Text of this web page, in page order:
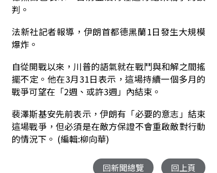
判。
法新社記者報導，伊朗首都德黑蘭1日發生大規模
爆炸。
自從開戰以來，川普的語氣就在戰鬥與和解之間搖
擺不定。他在3月31日表示，這場持續一個多月的
戰爭可望在「2週、或許3週」內結束。
裴澤斯基安先前表示，伊朗有「必要的意志」結束
這場戰爭，但必須是在敵方保證不會重啟敵對行動
的情況下。 (編輯:柳向華)
回新聞總覽 回上頁